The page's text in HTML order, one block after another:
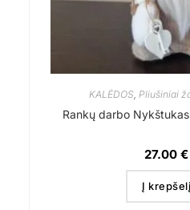
KALĖDOS,Pliušiniai
Rankų darbo
27.00€
Į krepšelį